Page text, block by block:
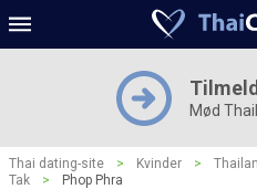
Mød
Thai dating-site > Kvinder >
Tak
> Phop Phra